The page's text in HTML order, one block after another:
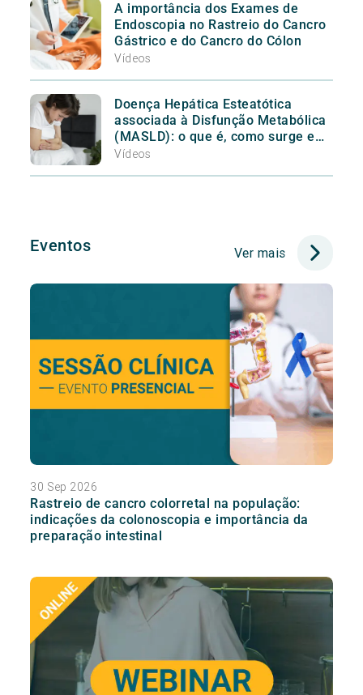
A importância dos Exames de
Endoscopia no Rastreio do Cancro
Gástrico e do Cancro do Cólon
Vídeos
Doença Hepática Esteatótica
associada à Disfunção Metabólica
(MASLD): o que é, como surge e
como tratar
Vídeos
Eventos Ver mais
30 Sep 2026
Rastreio de cancro colorretal na população:
indicações da colonoscopia e importância da
preparação intestinal